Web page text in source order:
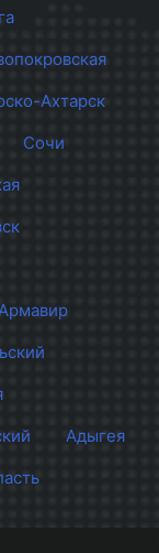
Ахтарск
Сочи
Адыгея